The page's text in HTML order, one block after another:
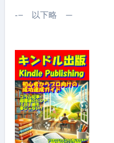
‐– 以下略 —